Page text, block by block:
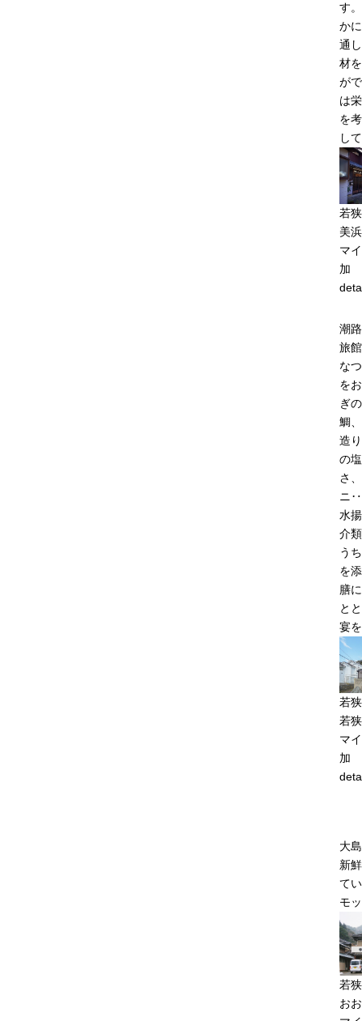
す
か
通
材
が
は
を
し
若
美
マ
加
潮
旅館
な
を
ぎ
鯛
造
の
さ
ニ‥
水
介
う
を
膳
と
宴
若
若
マ
加
大
新
て
モ
若
お